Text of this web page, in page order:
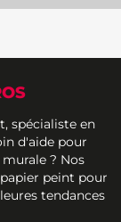
spécialiste en
d'aide pour
? Nos
peint pour
tendances